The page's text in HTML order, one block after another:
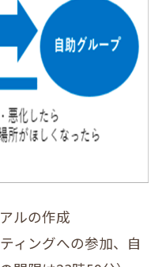
ルの作成
ィングへの参加、自